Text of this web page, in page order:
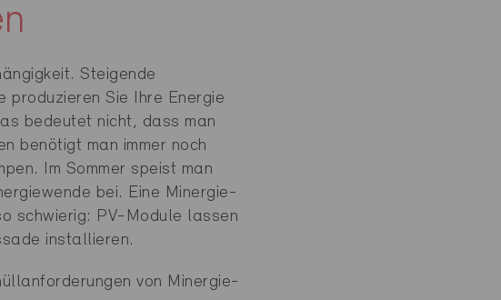
Steigende
produzieren Sie Ihre Energie
bedeutet nicht, dass man
benötigt man immer noch
Im Sommer speist man
bei. Eine Minergie-
schwierig: PV-Module lassen
installieren.
von Minergie-